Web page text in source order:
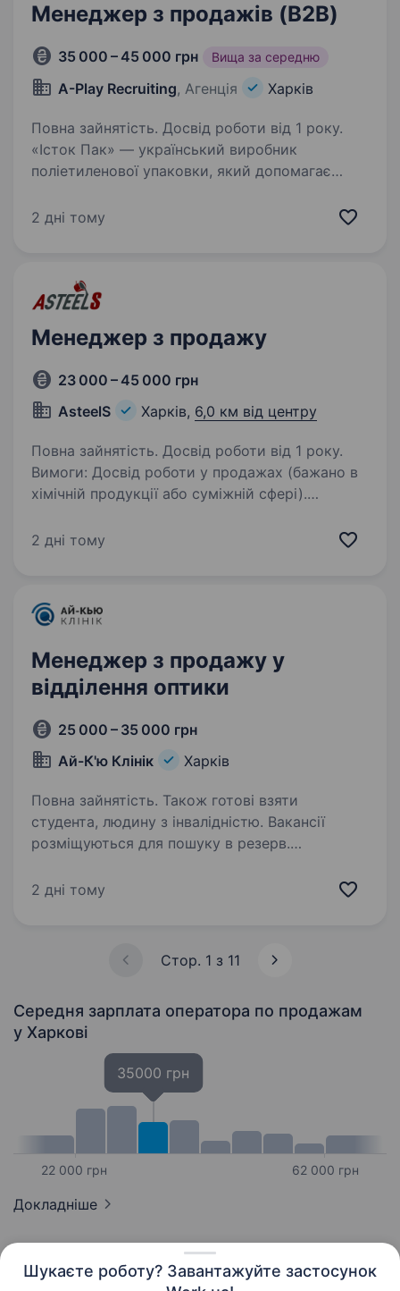
Шукаєте роботу? Завантажуйте застосунок
Менеджер з продажів (B2B)
35 000 – 45 000 грн Вища за середню
A-Play Recruiting, Агенція Харків
Повна зайнятість. Досвід роботи від 1 року.
«Істок Пак» — український виробник
поліетиленової упаковки, який допомагає
для пакування продукції. Ми розширюємо
2 дні тому
Менеджер з продажу
23 000 – 45 000 грн
AsteelS
Харків, 6,0 км від центру
Повна зайнятість. Досвід роботи від 1 року.
Вимоги: Досвід роботи у продажах (бажано в
хімічній продукції або суміжній сфері).
різних галузей виробництва. Обов’язкові
2 дні тому
Менеджер з продажу у
відділення оптики
25 000 – 35 000 грн
Ай-К'ю Клінік
Харків
Повна зайнятість. Також готові взяти
студента, людину з інвалідністю. Вакансії
розміщуються для пошуку в резерв.
«Менеджер з продажу», у відділення оптики.
2 дні тому
Стор. 1 з 11
Середня зарплата оператора по продажам
у Харкові
22 000 грн
35000 грн
62 000 грн
Докладніше